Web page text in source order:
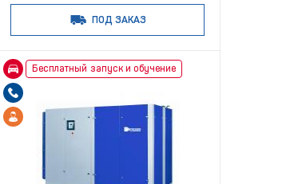
ПОД ЗАКАЗ
Бесплатный запуск и обучение